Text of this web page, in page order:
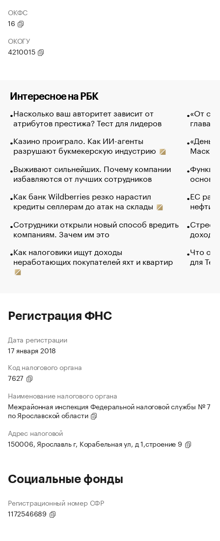
ОКФС
16
ОКОГУ
4210015
Интересное на РБК
Насколько ваш авторитет зависит от
атрибутов престижа? Тест для лидеров
Казино проиграло. Как ИИ-агенты
разрушают букмекерскую индустрию
Выживают сильнейших. Почему компании
избавляются от лучших сотрудников
Как банк Wildberries резко нарастил
кредиты селлерам до атак на склады
Сотрудники открыли новый способ вредить
компаниям. Зачем им это
Как налоговики ищут доходы
неработающих покупателей яхт и квартир
«От
глава
Маск в
основ
ЕС
нефти
Что
для
Регистрация ФНС
Дата регистрации
17 января 2018
Код налогового органа
7627
Наименование налогового органа
Межрайонная инспекция Федеральной налоговой службы № 7
по Ярославской области
Адрес налоговой
150006, Ярославль г, Корабельная ул, д 1,строение 9
Социальные фонды
Регистрационный номер СФР
1172546689